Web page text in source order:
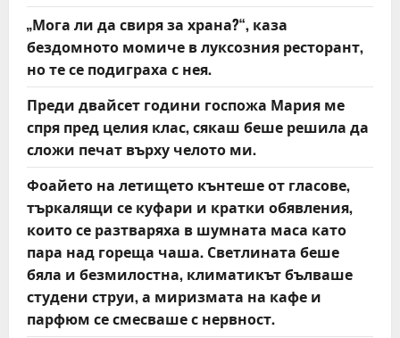
„Мога ли да свиря за храна?“, каза
бездомното момиче в луксозния ресторант,
но те се подиграха с нея.
Преди двайсет години госпожа Мария ме
спря пред целия клас, сякаш беше решила да
сложи печат върху челото ми.
Фоайето на летището кънтеше от гласове,
търкалящи се куфари и кратки обявления,
които се разтваряха в шумната маса като
пара над гореща чаша. Светлината беше
бяла и безмилостна, климатикът бълваше
студени струи, а миризмата на кафе и
парфюм се смесваше с нервност.